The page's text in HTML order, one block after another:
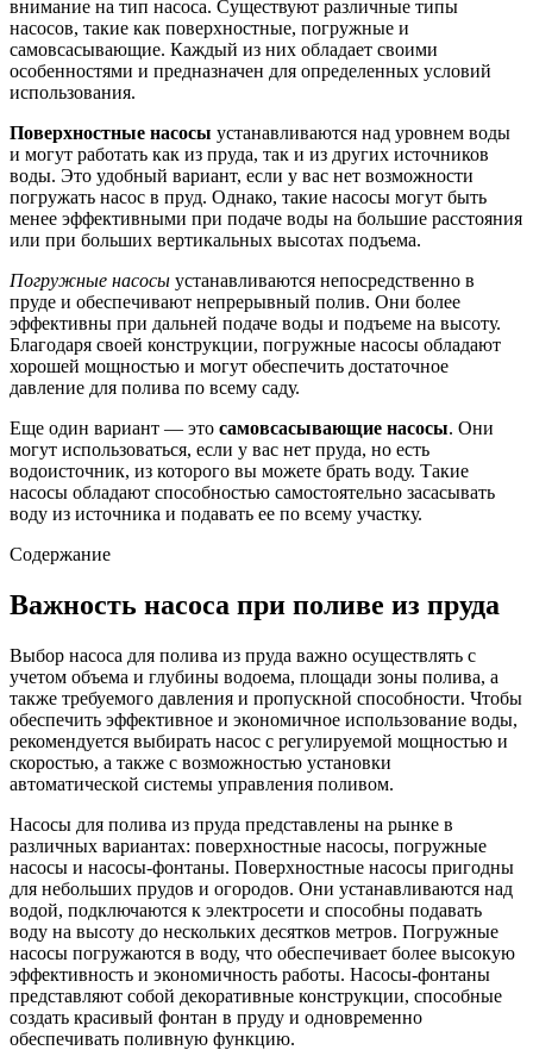
внимание на тип насоса. Существуют различные типы
насосов, такие как поверхностные, погружные и
самовсасывающие. Каждый из них обладает своими
особенностями и предназначен для определенных условий
использования.
Поверхностные насосы устанавливаются над уровнем воды
и могут работать как из пруда, так и из других источников
воды. Это удобный вариант, если у вас нет возможности
погружать насос в пруд. Однако, такие насосы могут быть
менее эффективными при подаче воды на большие расстояния
или при больших вертикальных высотах подъема.
Погружные насосы устанавливаются непосредственно в
пруде и обеспечивают непрерывный полив. Они более
эффективны при дальней подаче воды и подъеме на высоту.
Благодаря своей конструкции, погружные насосы обладают
хорошей мощностью и могут обеспечить достаточное
давление для полива по всему саду.
Еще один вариант — это самовсасывающие насосы. Они
могут использоваться, если у вас нет пруда, но есть
водоисточник, из которого вы можете брать воду. Такие
насосы обладают способностью самостоятельно засасывать
воду из источника и подавать ее по всему участку.
Содержание
Важность насоса при поливе из пруда
Выбор насоса для полива из пруда важно осуществлять с
учетом объема и глубины водоема, площади зоны полива, а
также требуемого давления и пропускной способности. Чтобы
обеспечить эффективное и экономичное использование воды,
рекомендуется выбирать насос с регулируемой мощностью и
скоростью, а также с возможностью установки
автоматической системы управления поливом.
Насосы для полива из пруда представлены на рынке в
различных вариантах: поверхностные насосы, погружные
насосы и насосы-фонтаны. Поверхностные насосы пригодны
для небольших прудов и огородов. Они устанавливаются над
водой, подключаются к электросети и способны подавать
воду на высоту до нескольких десятков метров. Погружные
насосы погружаются в воду, что обеспечивает более высокую
эффективность и экономичность работы. Насосы-фонтаны
представляют собой декоративные конструкции, способные
создать красивый фонтан в пруду и одновременно
обеспечивать поливную функцию.